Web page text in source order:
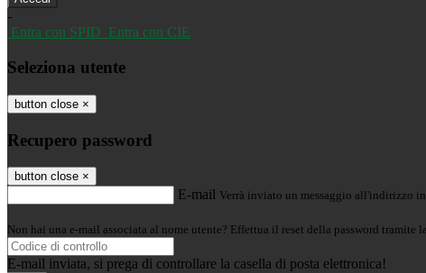
-
Entra con SPID Entra con CIE
Seleziona utente
button close ×
Recupero password
button close ×
E-mail Verrà inviato un messaggio all'indirizzo
Non hai una e-mail associata al nome utente? Effettua il reset della password tramite la
E-mail inviata, si prega di controllare la casella di posta elettronica!